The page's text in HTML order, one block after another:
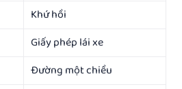
Khứ hồi
Giấy phép lái xe
Đường một chiều